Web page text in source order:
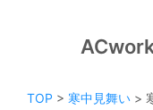
TOP > 寒中見舞い >